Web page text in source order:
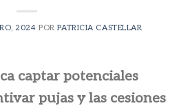
2024 PORPATRICIA CASTELLAR
captar potenciales
pujas y las cesiones